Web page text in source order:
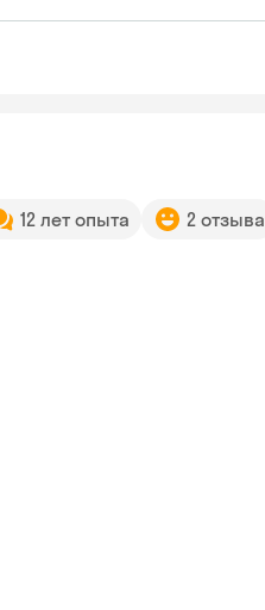
12 лет опыта 2 отзыва